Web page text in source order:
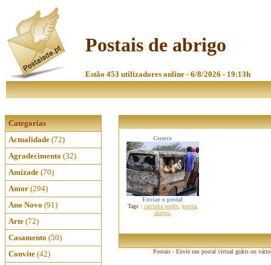
Postais de abrigo
Estão 453 utilizadores online - 6/8/2026 - 19:13h
Categorias
Actualidade (72)
Agradecimento (32)
Amizade (70)
Amor (294)
Ano Novo (91)
Arte (72)
Casamento (50)
Convite (42)
Guerra
Enviar o postal
Tags : carrinha podre, guerra,
abrigo,
Postais - Envie um postal virtual grátis ou